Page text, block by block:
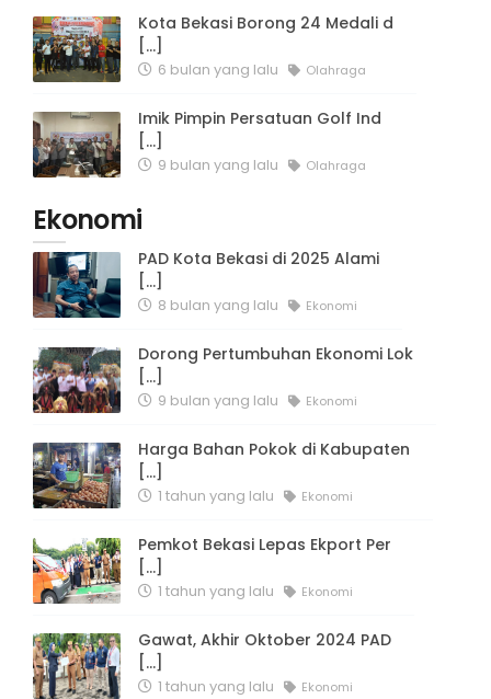
Kota Bekasi Borong 24 Medali d
[...]
6 bulan yang lalu Olahraga
Imik Pimpin Persatuan Golf Ind
[...]
9 bulan yang lalu Olahraga
Ekonomi
PAD Kota Bekasi di 2025 Alami
[...]
8 bulan yang lalu Ekonomi
Dorong Pertumbuhan Ekonomi Lok
[...]
9 bulan yang lalu Ekonomi
Harga Bahan Pokok di Kabupaten
[...]
1 tahun yang lalu Ekonomi
Pemkot Bekasi Lepas Ekport Per
[...]
1 tahun yang lalu Ekonomi
Gawat, Akhir Oktober 2024 PAD
[...]
1 tahun yang lalu Ekonomi